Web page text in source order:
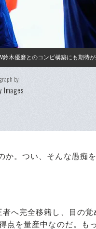
木優磨とのコンビ構築にも期待が
by
Images
。つい、そんな愚痴
へ完全移籍し、目の覚
点を量産中なのだ。も